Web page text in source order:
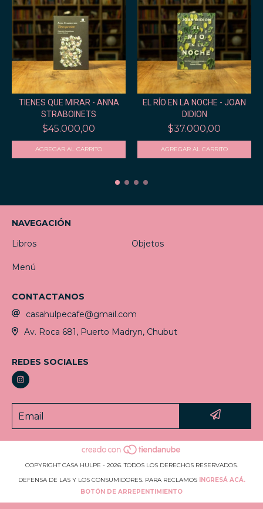
TIENES QUE MIRAR - ANNA
STRABOINETS
$45.000,00
EL RÍO EN LA NOCHE - JOAN
DIDION
$37.000,00
NAVEGACIÓN
Libros
Objetos
Menú
CONTACTANOS
casahulpecafe@gmail.com
Av. Roca 681, Puerto Madryn, Chubut
REDES SOCIALES
COPYRIGHT CASA HULPE - 2026. TODOS LOS DERECHOS RESERVADOS.
DEFENSA DE LAS Y LOS CONSUMIDORES. PARA RECLAMOS INGRESÁ ACÁ.
BOTÓN DE ARREPENTIMIENTO